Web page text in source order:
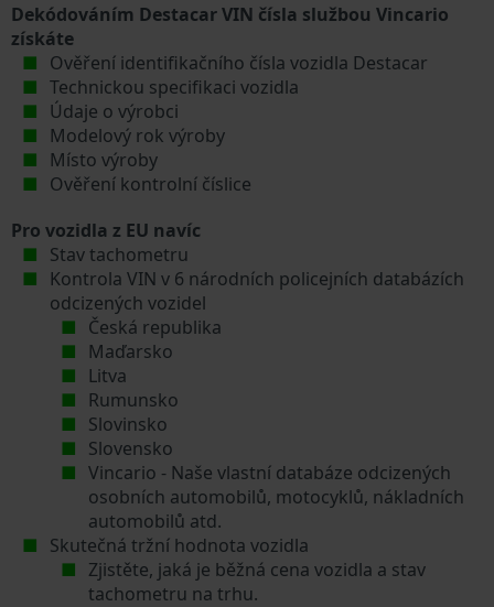
Dekódováním Destacar VIN čísla službou Vincario
získáte
Ověření identifikačního čísla vozidla Destacar
Technickou specifikaci vozidla
Údaje o výrobci
Modelový rok výroby
Místo výroby
Ověření kontrolní číslice
Pro vozidla z EU navíc
Stav tachometru
Kontrola VIN v 6 národních policejních databázích
odcizených vozidel
Česká republika
Maďarsko
Litva
Rumunsko
Slovinsko
Slovensko
Vincario - Naše vlastní databáze odcizených
osobních automobilů, motocyklů, nákladních
automobilů atd.
Skutečná tržní hodnota vozidla
Zjistěte, jaká je běžná cena vozidla a stav
tachometru na trhu.